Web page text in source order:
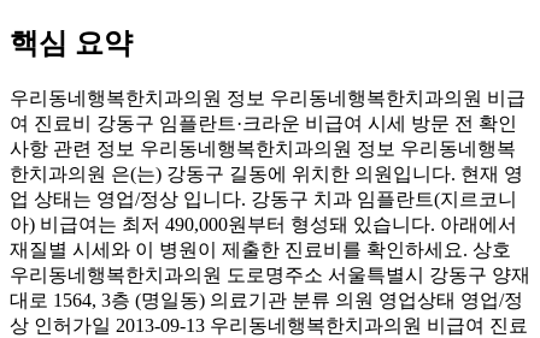
핵심 요약
우리동네행복한치과의원 정보 우리동네행복한치과의원 비급
여 진료비 강동구 임플란트·크라운 비급여 시세 방문 전 확인
사항 관련 정보 우리동네행복한치과의원 정보 우리동네행복
한치과의원 은(는) 강동구 길동에 위치한 의원입니다. 현재 영
업 상태는 영업/정상 입니다. 강동구 치과 임플란트(지르코니
아) 비급여는 최저 490,000원부터 형성돼 있습니다. 아래에서
재질별 시세와 이 병원이 제출한 진료비를 확인하세요. 상호
우리동네행복한치과의원 도로명주소 서울특별시 강동구 양재
대로 1564, 3층 (명일동) 의료기관 분류 의원 영업상태 영업/정
상 인허가일 2013-09-13 우리동네행복한치과의원 비급여 진료